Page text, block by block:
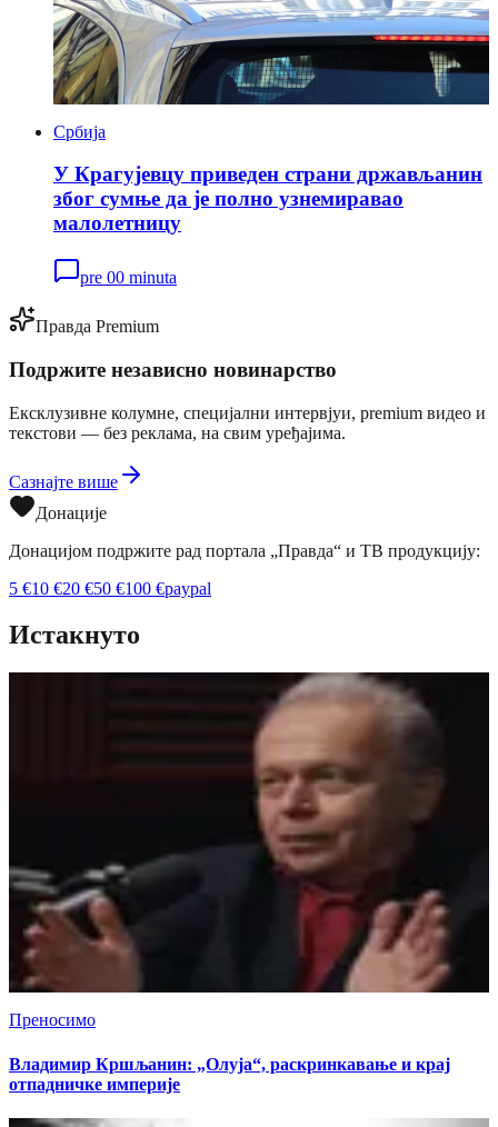
Србија
У Крагујевцу приведен страни држављанин
због сумње да је полно узнемиравао
малолетницу
pre 00 minuta
Правда Premium
Подржите независно новинарство
Ексклузивне колумне, специјални интервјуи, premium видео и
текстови — без реклама, на свим уређајима.
Сазнајте више
Донације
Донацијом подржите рад портала „Правда“ и ТВ продукцију:
5 €10 €20 €50 €100 €paypal
Истакнуто
Преносимо
Владимир Кршљанин: „Олуја“, раскринкавање и крај
отпадничке империје